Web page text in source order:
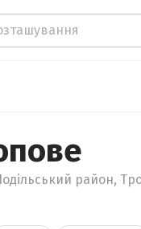
район,